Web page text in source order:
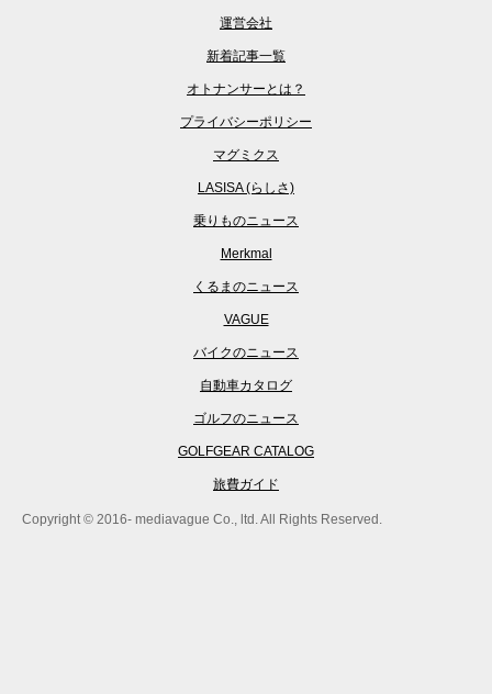
運営会社
新着記事一覧
オトナンサーとは？
プライバシーポリシー
マグミクス
LASISA (らしさ)
乗りものニュース
Merkmal
くるまのニュース
VAGUE
バイクのニュース
自動車カタログ
ゴルフのニュース
GOLFGEAR CATALOG
旅費ガイド
Copyright © 2016- mediavague Co., ltd. All Rights Reserved.